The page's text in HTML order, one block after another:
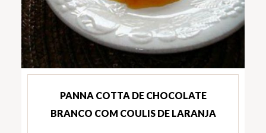
PANNA COTTA DE CHOCOLATE
BRANCO COM COULIS DE LARANJA